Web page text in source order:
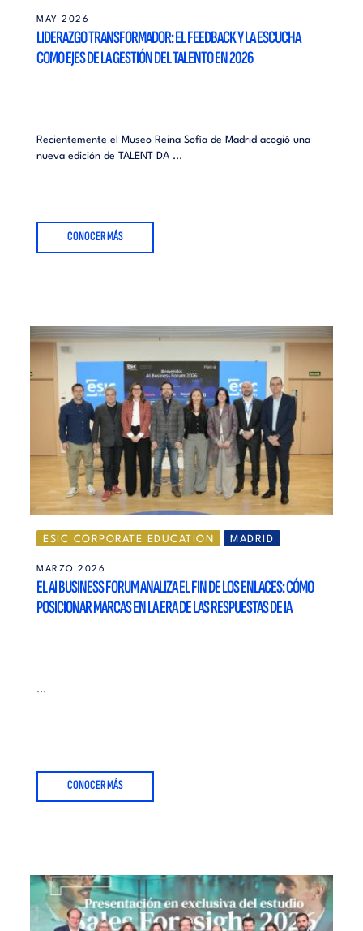
MAY 2026
LIDERAZGO TRANSFORMADOR: EL FEEDBACK Y LA ESCUCHA
COMO EJES DE LA GESTIÓN DEL TALENTO EN 2026
Recientemente el Museo Reina Sofía de Madrid acogió una
nueva edición de TALENT DA ...
CONOCER MÁS
ESIC CORPORATE EDUCATION MADRID
MARZO 2026
EL AI BUSINESS FORUM ANALIZA EL FIN DE LOS ENLACES: CÓMO
POSICIONAR MARCAS EN LA ERA DE LAS RESPUESTAS DE IA
...
CONOCER MÁS